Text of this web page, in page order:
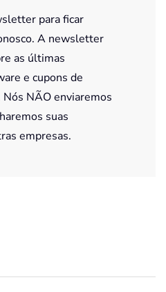
para ficar
A newsletter
as últimas
e cupons de
NÃO enviaremos
suas
empresas.